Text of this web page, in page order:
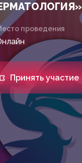
проведения
Принять участие